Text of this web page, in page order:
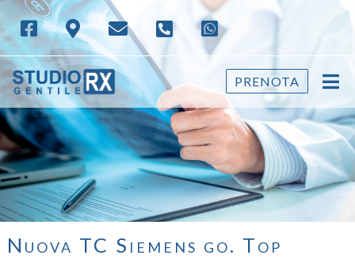
PRENOTA
Nuova TC Siemens go. Top